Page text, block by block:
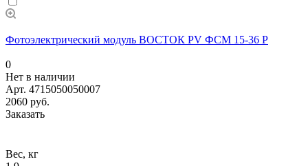
Фотоэлектрический модуль ВОСТОК PV ФСМ 15-36 P
0
Нет в наличии
Арт. 4715050050007
2060 руб.
Заказать
Вес, кг